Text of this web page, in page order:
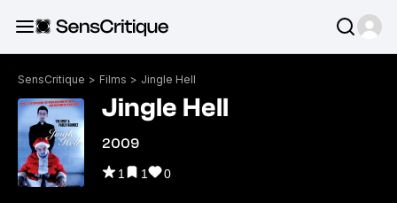
SensCritique > Films > Jingle Hell
Jingle Hell
2009
1 1 0